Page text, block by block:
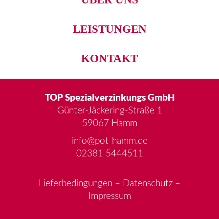
LEISTUNGEN
KONTAKT
TOP Spezialverzinkungs GmbH
Günter-Jäckering-Straße 1
59067 Hamm
info@pot-hamm.de
02381 5444511
Lieferbedingungen – Datenschutz –
Impressum